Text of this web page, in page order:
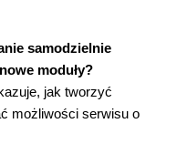
(125)
(126)
(126)
w interakcję z
samodzielnie
moduły?
jak tworzyć
możliwości serwisu o